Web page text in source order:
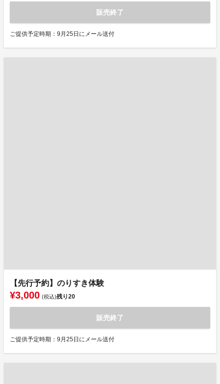
販売終了
ご提供予定時期：9月25日にメール送付
【先行予約】のりすき体験
¥3,000 (税込)残り20
販売終了
ご提供予定時期：9月25日にメール送付